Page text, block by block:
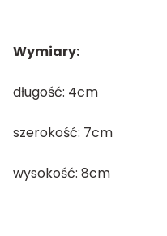
Wymiary:
długość: 4cm
szerokość: 7cm
wysokość: 8cm